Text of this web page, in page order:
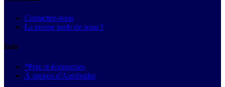
Contactez-nous
La presse parle de nous !
Info
*Prix et économies
À propos d'Autobutler